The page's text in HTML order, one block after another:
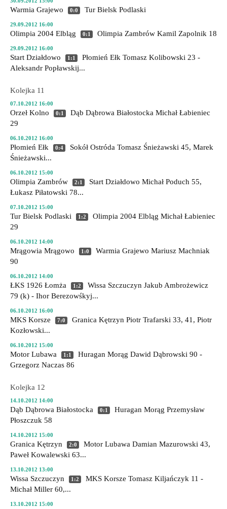
Warmia Grajewo 0:0 Tur Bielsk Podlaski
29.09.2012 16:00
Olimpia 2004 Elbląg 0:1 Olimpia Zambrów Kamil Zapolnik 18
29.09.2012 16:00
Start Działdowo 1:1 Płomień Ełk Tomasz Kolibowski 23 -
Aleksandr Popławskij...
Kolejka 11
07.10.2012 16:00
Orzeł Kolno 0:1 Dąb Dąbrowa Białostocka Michał Łabieniec
29
06.10.2012 16:00
Płomień Ełk 0:4 Sokół Ostróda Tomasz Śnieżawski 45, Marek
Śnieżawski...
06.10.2012 15:00
Olimpia Zambrów 2:1 Start Działdowo Michał Poduch 55,
Łukasz Piłatowski 78...
07.10.2012 15:00
Tur Bielsk Podlaski 1:2 Olimpia 2004 Elbląg Michał Łabieniec
29
06.10.2012 14:00
Mrągowia Mrągowo 1:0 Warmia Grajewo Mariusz Machniak
90
06.10.2012 14:00
ŁKS 1926 Łomża 1:2 Wissa Szczuczyn Jakub Ambrożewicz
79 (k) - Ihor Berezowśkyj...
06.10.2012 16:00
MKS Korsze 7:0 Granica Kętrzyn Piotr Trafarski 33, 41, Piotr
Kozłowski...
06.10.2012 15:00
Motor Lubawa 1:1 Huragan Morąg Dawid Dąbrowski 90 -
Grzegorz Naczas 86
Kolejka 12
14.10.2012 14:00
Dąb Dąbrowa Białostocka 0:1 Huragan Morąg Przemysław
Płoszczuk 58
14.10.2012 15:00
Granica Kętrzyn 2:0 Motor Lubawa Damian Mazurowski 43,
Paweł Kowalewski 63...
13.10.2012 13:00
Wissa Szczuczyn 1:2 MKS Korsze Tomasz Kiljańczyk 11 -
Michał Miller 60,...
13.10.2012 15:00